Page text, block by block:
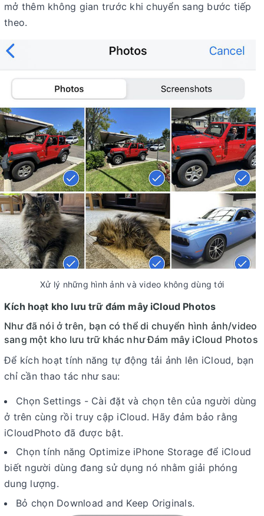
mở thêm không gian trước khi chuyển sang bước tiếp
theo.
Xử lý những hình ảnh và video không dùng tới
Kích hoạt kho lưu trữ đám mây iCloud Photos
Như đã nói ở trên, bạn có thể di chuyển hình ảnh/video
sang một kho lưu trữ khác như Đám mây iCloud Photos
Để kích hoạt tính năng tự động tải ảnh lên iCloud, bạn
chỉ cần thao tác như sau:
Chọn Settings - Cài đặt và chọn tên của người dùng
ở trên cùng rồi truy cập iCloud. Hãy đảm bảo rằng
iCloudPhoto đã được bật.
Chọn tính năng Optimize iPhone Storage để iCloud
biết người dùng đang sử dụng nó nhằm giải phóng
dung lượng.
Bỏ chọn Download and Keep Originals.